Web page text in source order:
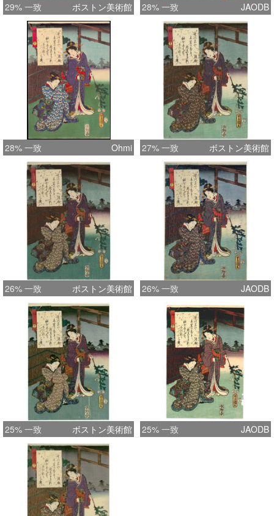
29% 一致 ボストン美術館 28% 一致 JAODB
28% 一致 Ohmi 27% 一致 ボストン美術館
26% 一致 ボストン美術館 26% 一致 JAODB
25% 一致 ボストン美術館 25% 一致 JAODB